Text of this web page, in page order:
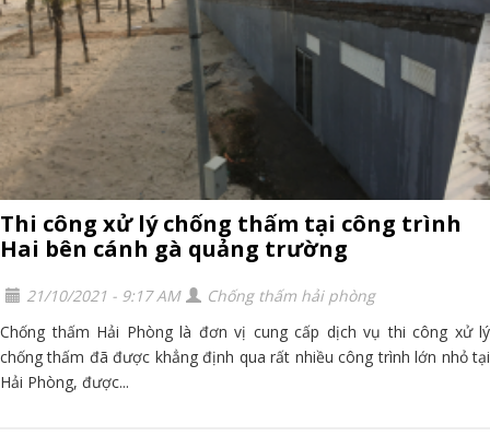
Thi công xử lý chống thấm tại công trình
Hai bên cánh gà quảng trường
21/10/2021 - 9:17 AM
Chống thấm hải phòng
Chống thấm Hải Phòng là đơn vị cung cấp dịch vụ thi công xử lý
chống thấm đã được khẳng định qua rất nhiều công trình lớn nhỏ tại
Hải Phòng, được...